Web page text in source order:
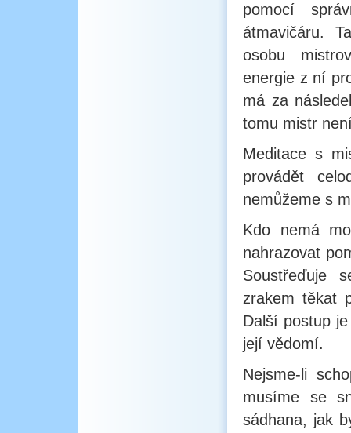
pomocí
átmavičáru.
osobu
energie z ní
má za
tomu mistr
Meditace s
provádět
nemůžeme s
Kdo nemá
nahrazovat
Soustřeďuje
zrakem těkat
Další postup
její vědomí.
Nejsme-li
musíme se
sádhana, jak